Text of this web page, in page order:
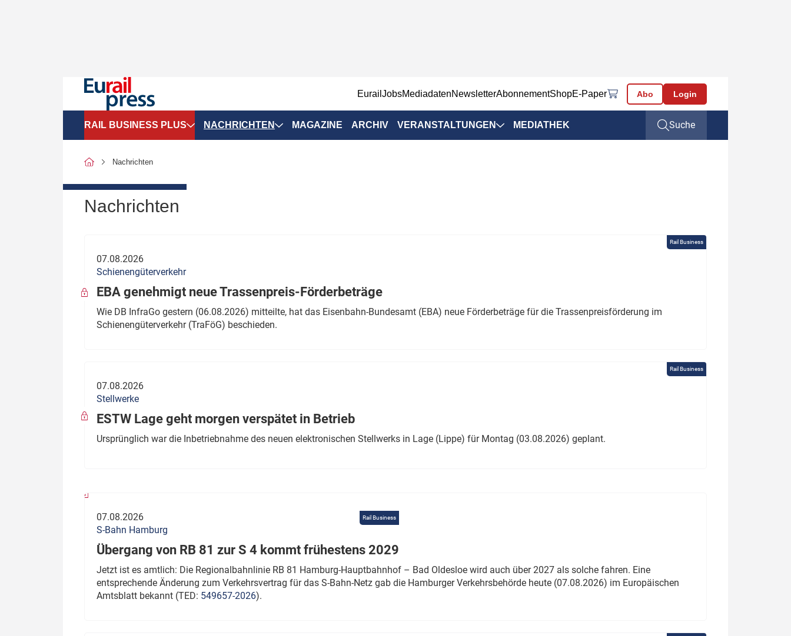
EurailJobsMediadatenNewsletterAbonnementShopE-Paper Abo Login
RAIL BUSINESS PLUS
SPNV-Marktdaten
Politik
Verbände: Wer spricht für
wen?
Thema des Monats
Dossier: Generalsanierung
Dossier: ETCS
NACHRICHTEN
Infrastruktur & Ausrüstung
ÖPNV
MAGAZINE ARCHIV VERANSTALTUNGEN MEDIATHEK Suche
Nachrichten
Nachrichten
Rail Business
07.08.2026
Schienengüterverkehr
EBA genehmigt neue Trassenpreis-Förderbeträge
Wie DB InfraGo gestern (06.08.2026) mitteilte, hat das Eisenbahn-Bundesamt (EBA) neue Förderbeträge für die Trassenpreisförderung im
Schienengüterverkehr (TraFöG) beschieden.
Rail Business
07.08.2026
Stellwerke
ESTW Lage geht morgen verspätet in Betrieb
Ursprünglich war die Inbetriebnahme des neuen elektronischen Stellwerks in Lage (Lippe) für Montag (03.08.2026) geplant.
Rail Business
07.08.2026
S-Bahn Hamburg
Übergang von RB 81 zur S 4 kommt frühestens 2029
Jetzt ist es amtlich: Die Regionalbahnlinie RB 81 Hamburg-Hauptbahnhof – Bad Oldesloe wird auch über 2027 als solche fahren. Eine
entsprechende Änderung zum Verkehrsvertrag für das S-Bahn-Netz gab die Hamburger Verkehrsbehörde heute (07.08.2026) im Europäischen
Amtsblatt bekannt (TED: 549657-2026).